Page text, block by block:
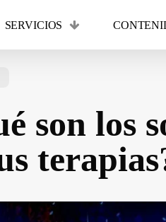
SERVICIOS
Cart
son los